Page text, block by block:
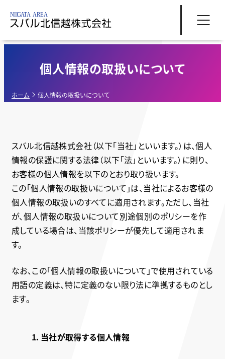
個人情報の取扱いについて
ホーム 個人情報の取扱いについて
スバル北信越株式会社（以下「当社」といいます。）は、個人
情報の保護に関する法律（以下「法」といいます。）に則り、
お客様の個人情報を以下のとおり取り扱います。
この「個人情報の取扱いについて」は、当社によるお客様の
個人情報の取扱いのすべてに適用されます。ただし、当社
が、個人情報の取扱いについて別途個別のポリシーを作
成している場合は、当該ポリシーが優先して適用されま
す。
なお、この「個人情報の取扱いについて」で使用されている
用語の定義は、特に定義のない限り法に準拠するものとし
ます。
1．当社が取得する個人情報